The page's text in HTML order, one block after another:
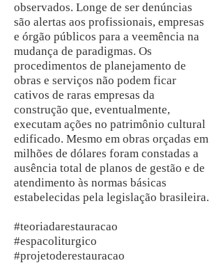
observados. Longe de ser denúncias
são alertas aos profissionais, empresas
e órgão públicos para a veemência na
mudança de paradigmas. Os
procedimentos de planejamento de
obras e serviços não podem ficar
cativos de raras empresas da
construção que, eventualmente,
executam ações no patrimônio cultural
edificado. Mesmo em obras orçadas em
milhões de dólares foram constadas a
ausência total de planos de gestão e de
atendimento às normas básicas
estabelecidas pela legislação brasileira.
#teoriadarestauracao
#espacoliturgico
#projetoderestauracao